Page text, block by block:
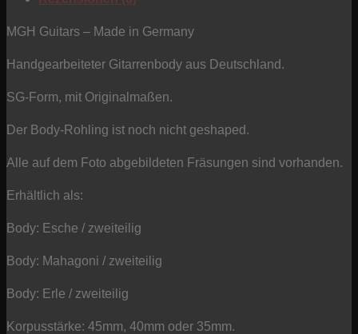
Typ
Menge
MGH Guitars – Made in Germany
Handgearbeiteter Gitarrenbody aus Deutschland.
SG-Form, mit Originalmaßen.
Der Body-Rohling ist noch nicht geshaped.
Alle auf dem Foto abgebildeten Fräsungen sind vorhanden.
Erhältlich als:
Body: Esche / zweiteilig
Body: Mahagoni / zweiteilig
Body: Erle / zweiteilig
Korpusstärke: 45mm, 40mm oder 35mm.